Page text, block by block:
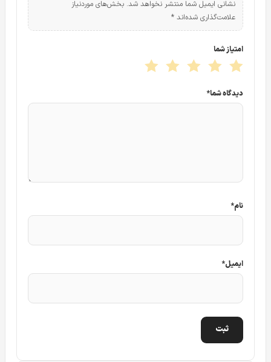
که در اصل دید در شب تمام رنگی یا Full Color می باشد. در
ادامه آپشن های مهم و کاربردی
می باشد که به بهترین شکل کاربردی در این دوربین مداربسته
تحت شبکه داهوا مدل وجود دارد.
نشانی ایمیل شما منتشر نخواهد شد. بخش‌های موردنیاز
علامت‌گذاری شده‌اند *
امتیاز شما
دیدگاه شما*
نام*
ایمیل*